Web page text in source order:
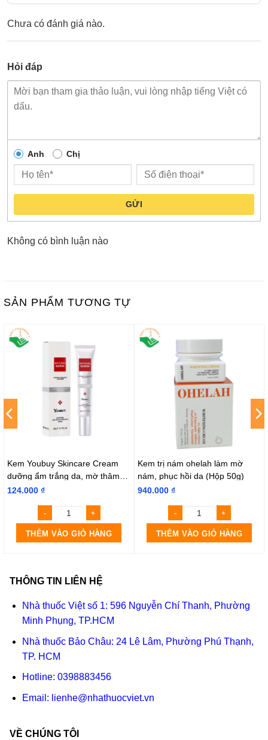
Chưa có đánh giá nào.
Hỏi đáp
Anh Chị
GỬI
Không có bình luận nào
SẢN PHẨM TƯƠNG TỰ
Kem Youbuy Skincare Cream
dưỡng ẩm trắng da, mờ thâm
nám (Hũ 30g)
124.000 ₫
THÊM VÀO GIỎ HÀNG
Kem trị nám ohelah làm mờ
nám, phục hồi da (Hộp 50g)
940.000 ₫
THÊM VÀO GIỎ HÀNG
THÔNG TIN LIÊN HỆ
Nhà thuốc Việt số 1: 596 Nguyễn Chí Thanh, Phường
Minh Phụng, TP.HCM
Nhà thuốc Bảo Châu: 24 Lê Lâm, Phường Phú Thạnh,
TP. HCM
Hotline: 0398883456
Email: lienhe@nhathuocviet.vn
VỀ CHÚNG TÔI